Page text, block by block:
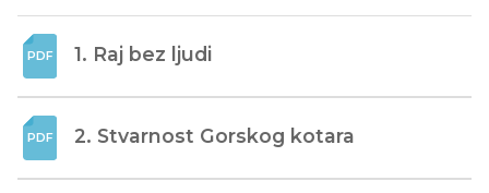
1. Raj bez ljudi
2. Stvarnost Gorskog kotara